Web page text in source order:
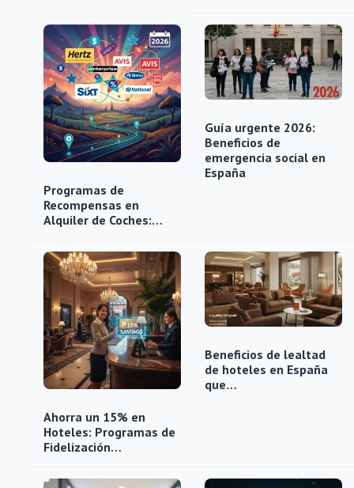
Programas de
Recompensas en
Alquiler de Coches:…
Guía urgente 2026:
Beneficios de
emergencia social en
España
Ahorra un 15% en
Hoteles: Programas de
Fidelización…
Beneficios de lealtad
de hoteles en España
que…